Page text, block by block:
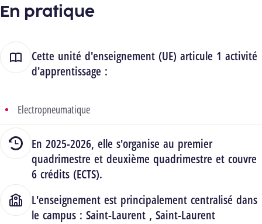
En pratique
Cette unité d'enseignement (UE) articule 1 activité
d'apprentissage :
Electropneumatique
En 2025-2026, elle s'organise au premier
quadrimestre et deuxième quadrimestre et couvre
6 crédits (ECTS).
L'enseignement est principalement centralisé dans
le campus : Saint-Laurent , Saint-Laurent